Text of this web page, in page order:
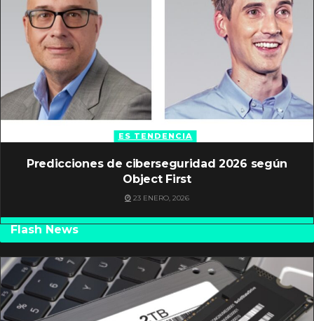
ES TENDENCIA
Predicciones de ciberseguridad 2026 según
Object First
23 ENERO, 2026
Flash News